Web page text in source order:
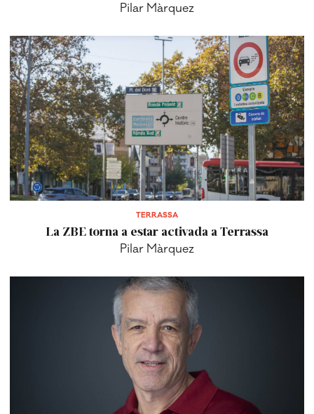
Pilar Màrquez
TERRASSA
La ZBE torna a estar activada a Terrassa
Pilar Màrquez